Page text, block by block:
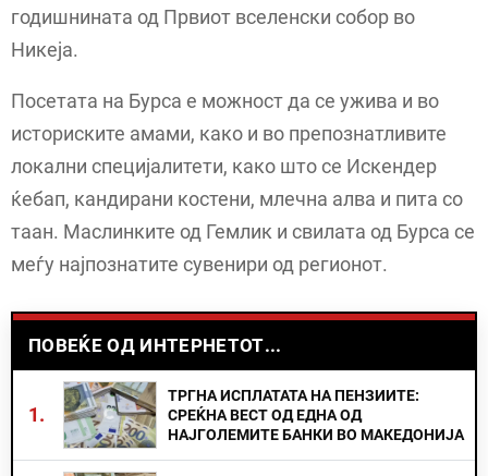
годишнината од Првиот вселенски собор во
Никеја.
Посетата на Бурса е можност да се ужива и во
историските амами, како и во препознатливите
локални специјалитети, како што се Искендер
ќебап, кандирани костени, млечна алва и пита со
таан. Маслинките од Гемлик и свилата од Бурса се
меѓу најпознатите сувенири од регионот.
ПОВЕЌЕ ОД ИНТЕРНЕТОТ...
1.
ТРГНА ИСПЛАТАТА НА ПЕНЗИИТЕ:
СРЕЌНА ВЕСТ ОД ЕДНА ОД
НАЈГОЛЕМИТЕ БАНКИ ВО МАКЕДОНИЈА